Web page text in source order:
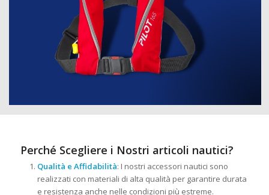
Perché Scegliere i Nostri articoli nautici?
Qualità e Affidabilità: I nostri accessori nautici sono
realizzati con materiali di alta qualità per garantire durata
e resistenza anche nelle condizioni più estreme.